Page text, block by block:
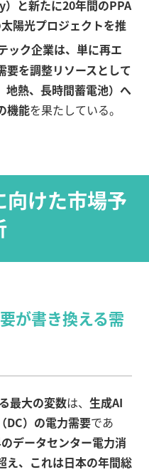
と新たに20年間のPPA
陽光プロジェクトを推
ック企業は、単に再エ
要を調整リソースとして
地熱、長時間蓄電池）へ
機能を果たしている。
けた市場予
が書き換える需
最大の変数は、 生成AI
DC）の電力需要であ
データセンター電力消
え、これは日本の年間総